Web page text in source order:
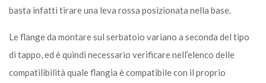
basta infatti tirare una leva rossa posizionata nella base.
Le flange da montare sul serbatoio variano a seconda del tipo
di tappo, ed è quindi necessario verificare nell’elenco delle
compatilibilità quale flangia è compatibile con il proprio